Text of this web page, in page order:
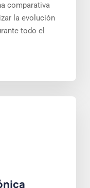
comparativa
la evolución
todo el